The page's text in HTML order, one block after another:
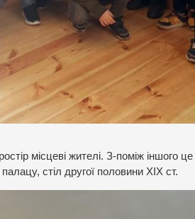
місцеві жителі. З-поміж іншого
стіл другої половини ХІХ ст.